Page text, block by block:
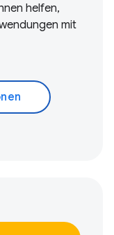
helfen,
mit